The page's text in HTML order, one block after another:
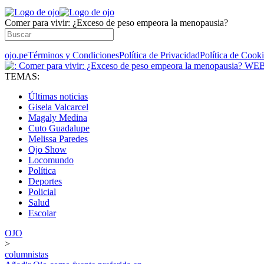
Comer para vivir: ¿Exceso de peso empeora la menopausia?
ojo.peTérminos y CondicionesPolítica de PrivacidadPolítica de
TEMAS:
Últimas noticias
Gisela Valcarcel
Magaly Medina
Cuto Guadalupe
Melissa Paredes
Ojo Show
Locomundo
Política
Deportes
Policial
Salud
Escolar
OJO
>
columnistas